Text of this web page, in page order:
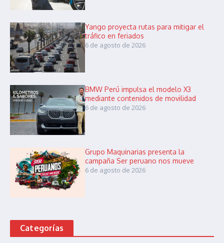
Yango proyecta rutas para mitigar el
tráfico en feriados
6 de agosto de 2026
BMW Perú impulsa el modelo X3
mediante contenidos de movilidad
6 de agosto de 2026
Grupo Maquinarias presenta la
campaña Ser peruano nos mueve
6 de agosto de 2026
Categorías